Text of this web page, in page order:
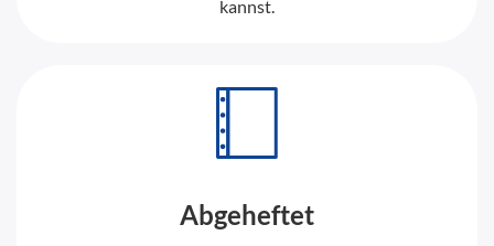
kannst.
Abgeheftet